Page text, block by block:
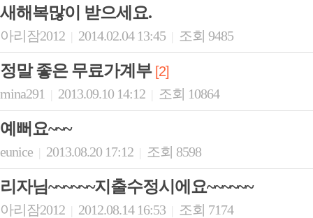
새해복많이 받으세요.
아리잠2012 2014.02.04 13:45 조회 9485
정말 좋은 무료가계부 [2]
mina291
2013.09.10 14:12 조회 10864
예뻐요~~~
eunice 2013.08.20 17:12 조회 8598
리자님~~~~~~지출수정시에요~~~~~~
아리잠2012 2012.08.14 16:53 조회 7174